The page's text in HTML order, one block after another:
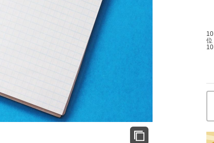
10
位
10